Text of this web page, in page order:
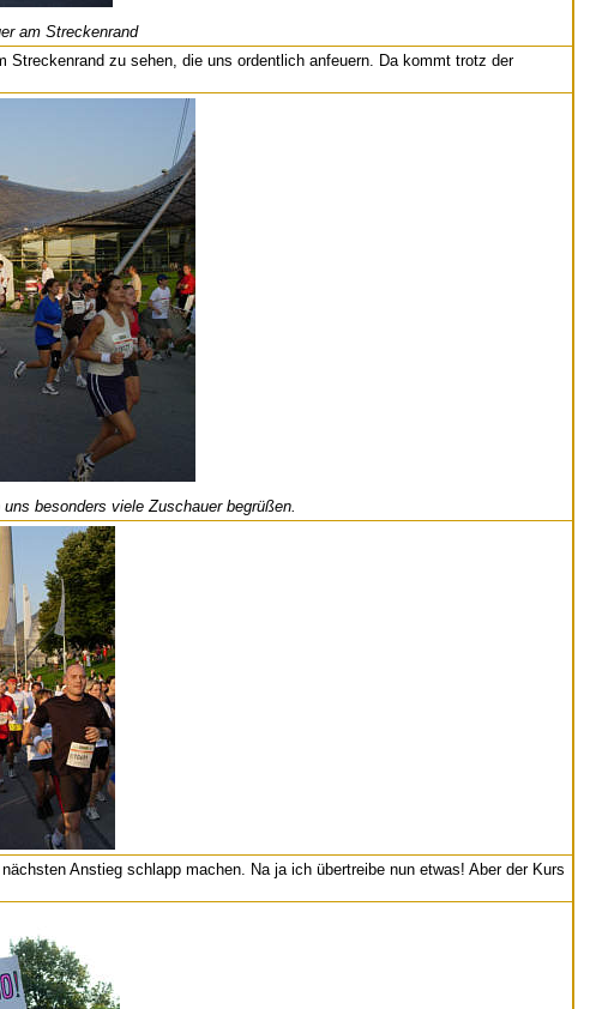
am Streckenrand
zu sehen, die uns ordentlich anfeuern. Da kommt trotz der
besonders viele Zuschauer begrüßen.
Anstieg schlapp machen. Na ja ich übertreibe nun etwas! Aber der Kurs